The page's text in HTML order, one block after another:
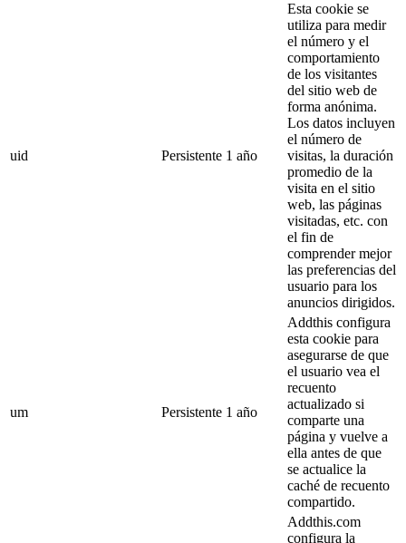
uid Persistente 1 año
Esta cookie se
utiliza para medir
el número y el
comportamiento
de los visitantes
del sitio web de
forma anónima.
Los datos incluyen
el número de
visitas, la duración
promedio de la
visita en el sitio
web, las páginas
visitadas, etc. con
el fin de
comprender mejor
las preferencias del
usuario para los
anuncios dirigidos.
um Persistente 1 año
Addthis configura
esta cookie para
asegurarse de que
el usuario vea el
recuento
actualizado si
comparte una
página y vuelve a
ella antes de que
se actualice la
caché de recuento
compartido.
Addthis.com
configura la